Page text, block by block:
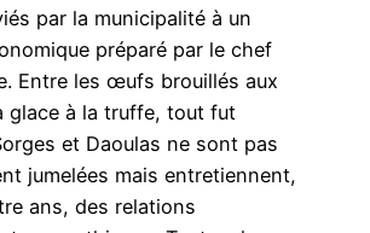
par la municipalité à un
préparé par le chef
Entre les œufs brouillés aux
glace à la truffe, tout fut
et Daoulas ne sont pas
jumelées mais entretiennent,
ans, des relations